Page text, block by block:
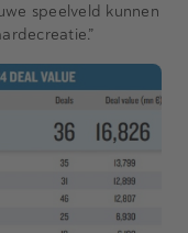
speelveld kunnen